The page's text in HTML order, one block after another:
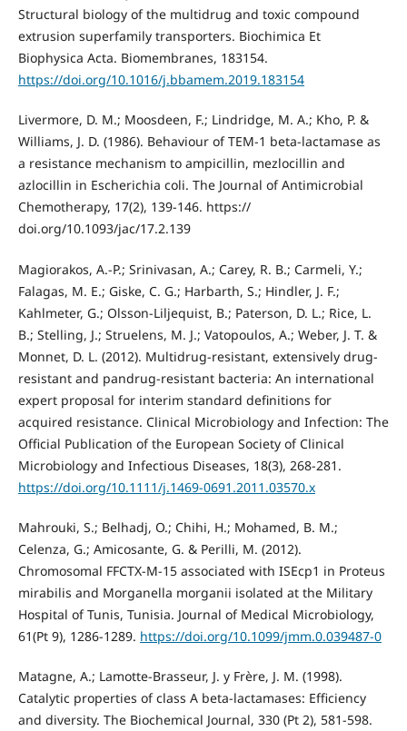
Structural biology of the multidrug and toxic compound
extrusion superfamily transporters. Biochimica Et
Biophysica Acta. Biomembranes, 183154.
https://doi.org/10.1016/j.bbamem.2019.183154
Livermore, D. M.; Moosdeen, F.; Lindridge, M. A.; Kho, P. &
Williams, J. D. (1986). Behaviour of TEM-1 beta-lactamase as
a resistance mechanism to ampicillin, mezlocillin and
azlocillin in Escherichia coli. The Journal of Antimicrobial
Chemotherapy, 17(2), 139-146. https://
doi.org/10.1093/jac/17.2.139
Magiorakos, A.-P.; Srinivasan, A.; Carey, R. B.; Carmeli, Y.;
Falagas, M. E.; Giske, C. G.; Harbarth, S.; Hindler, J. F.;
Kahlmeter, G.; Olsson-Liljequist, B.; Paterson, D. L.; Rice, L.
B.; Stelling, J.; Struelens, M. J.; Vatopoulos, A.; Weber, J. T. &
Monnet, D. L. (2012). Multidrug-resistant, extensively drug-
resistant and pandrug-resistant bacteria: An international
expert proposal for interim standard definitions for
acquired resistance. Clinical Microbiology and Infection: The
Official Publication of the European Society of Clinical
Microbiology and Infectious Diseases, 18(3), 268-281.
https://doi.org/10.1111/j.1469-0691.2011.03570.x
Mahrouki, S.; Belhadj, O.; Chihi, H.; Mohamed, B. M.;
Celenza, G.; Amicosante, G. & Perilli, M. (2012).
Chromosomal FFCTX-M-15 associated with ISEcp1 in Proteus
mirabilis and Morganella morganii isolated at the Military
Hospital of Tunis, Tunisia. Journal of Medical Microbiology,
61(Pt 9), 1286-1289. https://doi.org/10.1099/jmm.0.039487-0
Matagne, A.; Lamotte-Brasseur, J. y Frère, J. M. (1998).
Catalytic properties of class A beta-lactamases: Efficiency
and diversity. The Biochemical Journal, 330 (Pt 2), 581-598.